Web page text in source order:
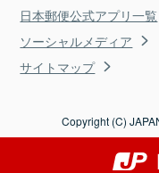
日本郵便公式アプリ一覧
ソーシャルメディア
サイトマップ
Copyright (C)